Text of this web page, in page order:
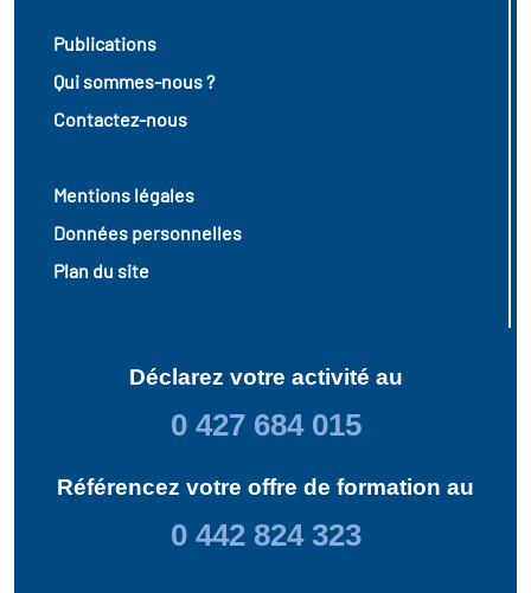
Publications
Qui sommes-nous ?
Contactez-nous
Mentions légales
Données personnelles
Plan du site
Déclarez votre activité au
0 427 684 015
Référencez votre offre de formation au
0 442 824 323